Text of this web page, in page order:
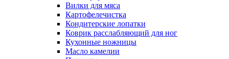
Вилки для мяса
Картофелечистка
Кондитерские лопатки
Коврик расслабляющий для ног
Кухонные ножницы
Масло камелии